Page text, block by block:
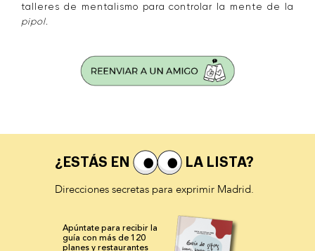
talleres de mentalismo para controlar la mente de la
pipol.
¿ESTÁS EN
LA LISTA?
Direcciones secretas para exprimir Madrid.
Apúntate para recibir la
guía con más de 120
planes y restaurantes